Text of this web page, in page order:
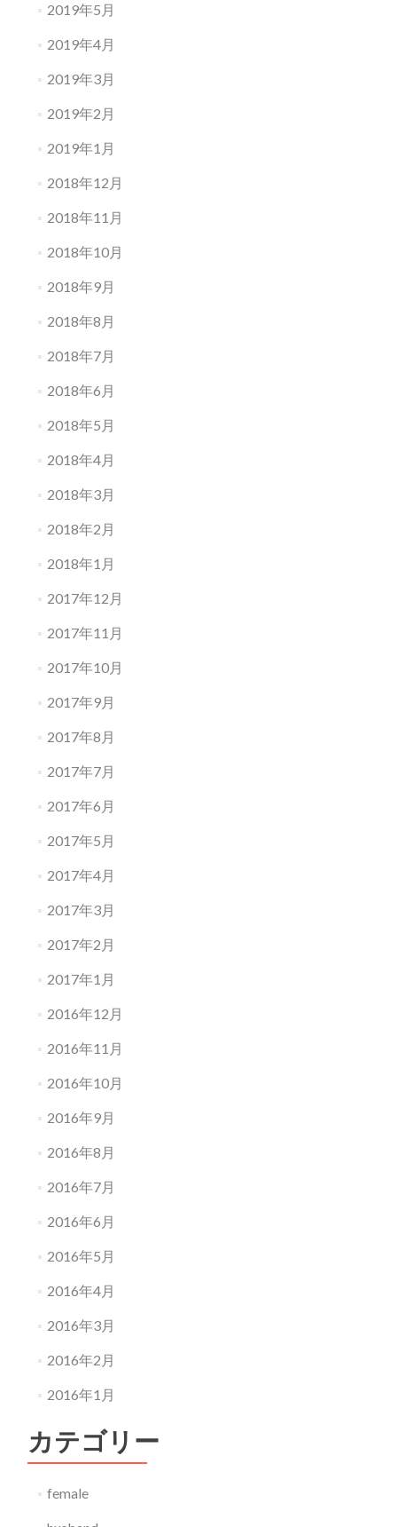
2019年5月
2019年4月
2019年3月
2019年2月
2019年1月
2018年12月
2018年11月
2018年10月
2018年9月
2018年8月
2018年7月
2018年6月
2018年5月
2018年4月
2018年3月
2018年2月
2018年1月
2017年12月
2017年11月
2017年10月
2017年9月
2017年8月
2017年7月
2017年6月
2017年5月
2017年4月
2017年3月
2017年2月
2017年1月
2016年12月
2016年11月
2016年10月
2016年9月
2016年8月
2016年7月
2016年6月
2016年5月
2016年4月
2016年3月
2016年2月
2016年1月
カテゴリー
female